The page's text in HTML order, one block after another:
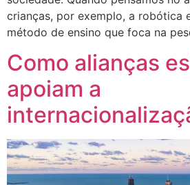
crianças, por exemplo, a robótica
método de ensino que foca na
Como alianças
apoiam a